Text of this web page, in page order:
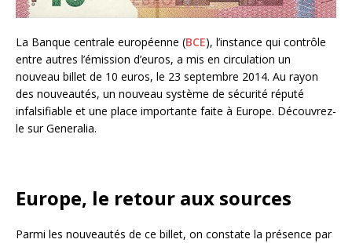
La Banque centrale européenne (BCE), l’instance qui contrôle
entre autres l’émission d’euros, a mis en circulation un
nouveau billet de 10 euros, le 23 septembre 2014. Au rayon
des nouveautés, un nouveau système de sécurité réputé
infalsifiable et une place importante faite à Europe. Découvrez-
le sur Generalia.
Europe, le retour aux sources
Parmi les nouveautés de ce billet, on constate la présence par